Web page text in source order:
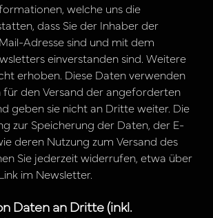
welche uns die
dass Sie der Inhaber der
Adresse sind und mit dem
einverstanden sind. Weitere
erhoben. Diese Daten verwenden
für den Versand der angeforderten
geben sie nicht an Dritte weiter. Die
zur Speicherung der Daten, der E-
deren Nutzung zum Versand des
Sie jederzeit widerrufen, etwa über
im Newsletter.
Daten an Dritte (inkl.